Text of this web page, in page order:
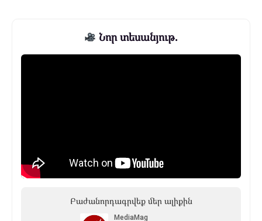
Նոր տեսանյութ.
Բաժանորդագրվեք մեր ալիքին